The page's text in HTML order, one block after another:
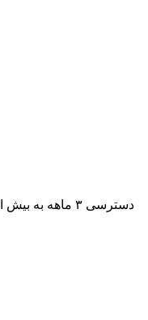
دسترسی ۳ ماهه به بیش از ۵۰۰ ژورنال روز جهان موجود در سامانه